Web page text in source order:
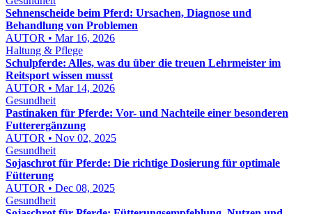
Sehnenscheide beim Pferd: Ursachen, Diagnose und
Behandlung von Problemen
AUTOR • Mar 16, 2026
Haltung & Pflege
Schulpferde: Alles, was du über die treuen Lehrmeister im
Reitsport wissen musst
AUTOR • Mar 14, 2026
Gesundheit
Pastinaken für Pferde: Vor- und Nachteile einer besonderen
Futterergänzung
AUTOR • Nov 02, 2025
Gesundheit
Sojaschrot für Pferde: Die richtige Dosierung für optimale
Fütterung
AUTOR • Dec 08, 2025
Gesundheit